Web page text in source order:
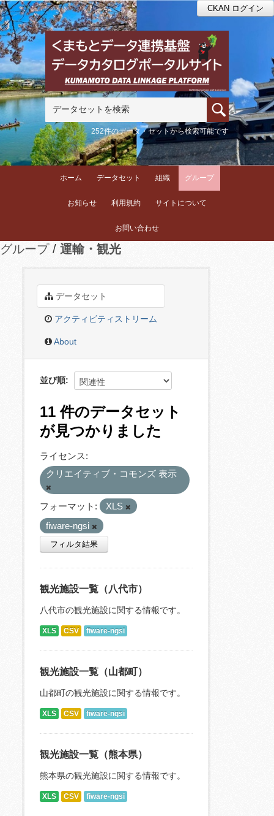
CKAN ログイン
252件のデータ・セットから検索可能です
ホーム データセット 組織 グループ
お知らせ 利用規約 サイトについて
お問い合わせ
グループ 運輸・観光
データセット
アクティビティストリーム
About
並び順
11 件のデータセット
が見つかりました
ライセンス:
クリエイティブ・コモンズ 表示
フォーマット:
XLS
fiware-ngsi
フィルタ結果
観光施設一覧（八代市）
八代市の観光施設に関する情報です。
XLS CSV fiware-ngsi
観光施設一覧（山都町）
山都町の観光施設に関する情報です。
XLS CSV fiware-ngsi
観光施設一覧（熊本県）
熊本県の観光施設に関する情報です。
XLS CSV fiware-ngsi